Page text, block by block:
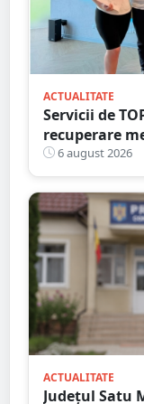
ACTUALITATE
Servicii de
recuperare
Divizia
6 august 2026
ACTUALITATE
Județul Satu